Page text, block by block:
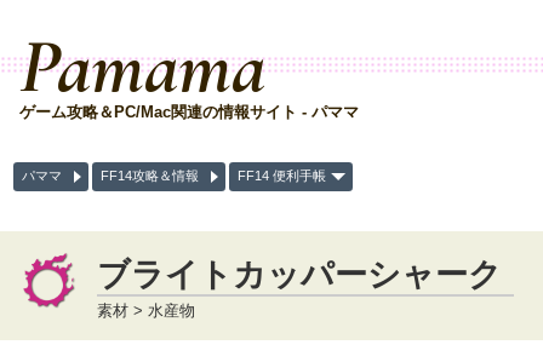
Pamama
ゲーム攻略＆PC/Mac関連の情報サイト - パママ
パママ FF14攻略＆情報 FF14 便利手帳
ブライトカッパーシャーク
素材 > 水産物